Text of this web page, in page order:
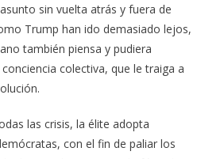
sin vuelta atrás y fuera de
Trump han ido demasiado lejos,
también piensa y pudiera
colectiva, que le traiga a
las crisis, la élite adopta
con el fin de paliar los